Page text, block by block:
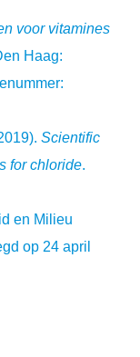
voor vitamines
Haag:
Scientific
for chloride.
en Milieu
op 24 april